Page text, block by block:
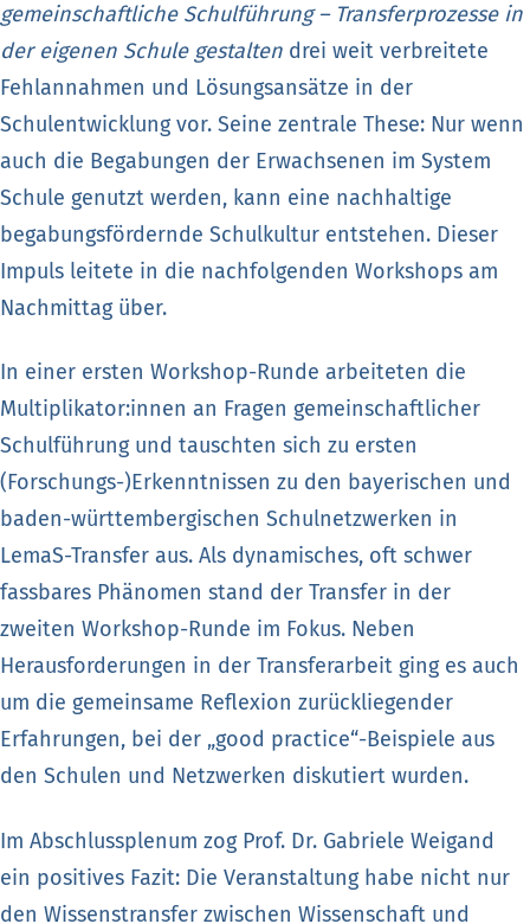
gemeinschaftliche Schulführung – Transferprozesse in
der eigenen Schule gestalten drei weit verbreitete
Fehlannahmen und Lösungsansätze in der
Schulentwicklung vor. Seine zentrale These: Nur wenn
auch die Begabungen der Erwachsenen im System
Schule genutzt werden, kann eine nachhaltige
begabungsfördernde Schulkultur entstehen. Dieser
Impuls leitete in die nachfolgenden Workshops am
Nachmittag über.
In einer ersten Workshop-Runde arbeiteten die
Multiplikator:innen an Fragen gemeinschaftlicher
Schulführung und tauschten sich zu ersten
(Forschungs-)Erkenntnissen zu den bayerischen und
baden-württembergischen Schulnetzwerken in
LemaS-Transfer aus. Als dynamisches, oft schwer
fassbares Phänomen stand der Transfer in der
zweiten Workshop-Runde im Fokus. Neben
Herausforderungen in der Transferarbeit ging es auch
um die gemeinsame Reflexion zurückliegender
Erfahrungen, bei der „good practice“-Beispiele aus
den Schulen und Netzwerken diskutiert wurden.
Im Abschlussplenum zog Prof. Dr. Gabriele Weigand
ein positives Fazit: Die Veranstaltung habe nicht nur
den Wissenstransfer zwischen Wissenschaft und